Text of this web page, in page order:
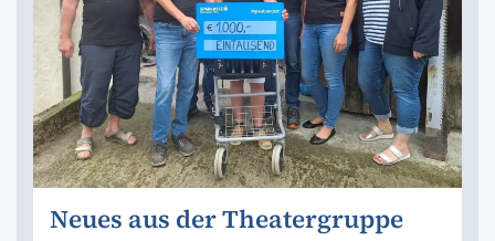
Neues aus der Theatergruppe